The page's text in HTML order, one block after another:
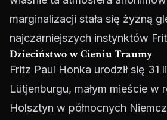
marginalizacji stała się żyzną
najczarniejszych instynktów
Dzieciństwo w Cieniu Traumy
Fritz Paul Honka urodził się 31
Lütjenburgu, małym mieście w
Holsztyn w północnych